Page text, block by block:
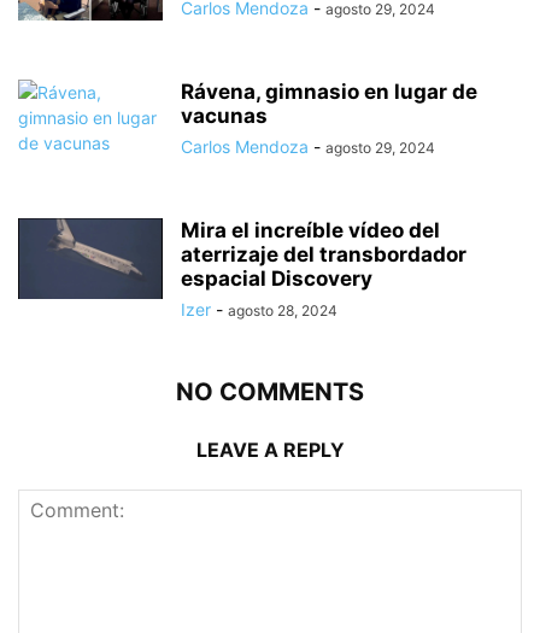
Carlos Mendoza - agosto 29, 2024
Rávena, gimnasio en lugar de
vacunas
Carlos Mendoza - agosto 29, 2024
Mira el increíble vídeo del
aterrizaje del transbordador
espacial Discovery
Izer - agosto 28, 2024
NO COMMENTS
LEAVE A REPLY